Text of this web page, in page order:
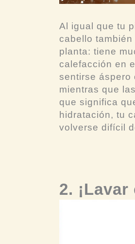
Al igual que tu
cabello
planta: tiene
calefacción en
sentirse áspero
mientras que
que significa
hidratación, tu
volverse difícil
2.